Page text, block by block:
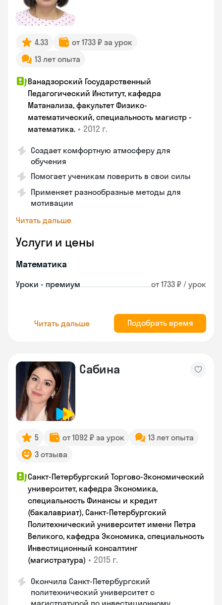
4.33
от 1733 ₽ за урок
13 лет опыта
Ванадзорский Государственный
Педагогический Институт, кафедра
Матанализа, факультет Физико-
математический, специальность магистр -
математика. • 2012 г.
Создает комфортную атмосферу для
обучения
Помогает ученикам поверить в свои силы
Применяет разнообразные методы для
мотивации
Читать дальше
Услуги и цены
Математика
Уроки - премиум от 1733 ₽ / урок
Читать дальше Подобрать время
Сабина
5 от 1092 ₽ за урок
13 лет опыта
3 отзыва
Санкт-Петербургский Торгово-Экономический
университет, кафедра Экономика,
специальность Финансы и кредит
(бакалавриат), Санкт-Петербургский
Политехнический университет имени Петра
Великого, кафедра Экономика, специальность
Инвестиционный консалтинг
(магистратура) • 2015 г.
Окончила Санкт-Петербургский
политехнический университет с
магистратурой по инвестиционному